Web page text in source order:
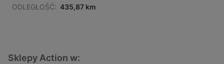
ODLEGŁOŚĆ: 435,87 km
Sklepy Action w: